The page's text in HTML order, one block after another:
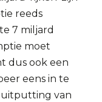
reeds
7 miljard
moet
dus ook een
eens in te
uitputting van